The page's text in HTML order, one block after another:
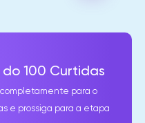
100 Curtidas
completamente para o
e prossiga para a etapa